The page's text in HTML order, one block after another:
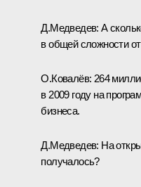
Д.Медведев:А
в общей сложности
О.Ковалёв: 264
в 2009 году на
бизнеса.
Д.Медведев: На
получалось?